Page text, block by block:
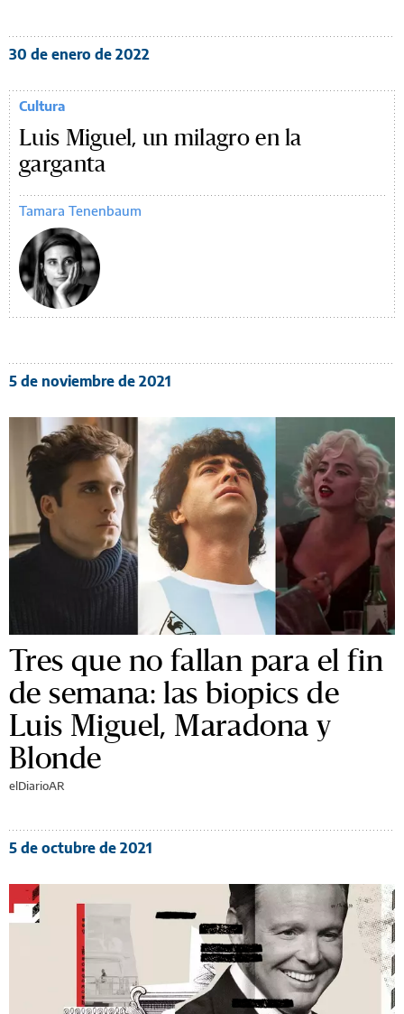
30 de enero de 2022
Cultura
Luis Miguel, un milagro en la
garganta
Tamara Tenenbaum
5 de noviembre de 2021
Tres que no fallan para el fin
de semana: las biopics de
Luis Miguel, Maradona y
Blonde
elDiarioAR
5 de octubre de 2021